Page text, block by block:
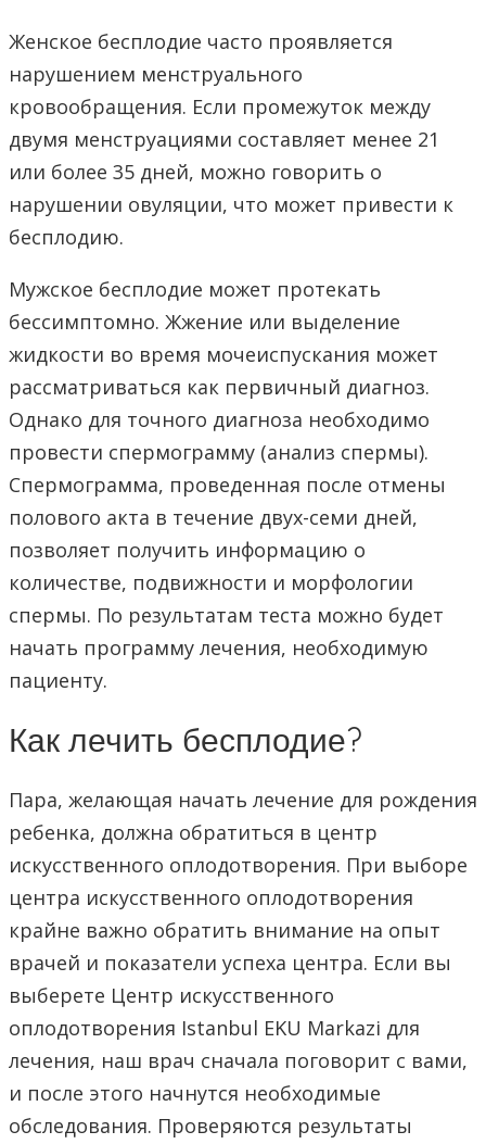
Женское бесплодие часто проявляется
нарушением менструального
кровообращения. Если промежуток между
двумя менструациями составляет менее 21
или более 35 дней, можно говорить о
нарушении овуляции, что может привести к
бесплодию.
Мужское бесплодие может протекать
бессимптомно. Жжение или выделение
жидкости во время мочеиспускания может
рассматриваться как первичный диагноз.
Однако для точного диагноза необходимо
провести спермограмму (анализ спермы).
Спермограмма, проведенная после отмены
полового акта в течение двух-семи дней,
позволяет получить информацию о
количестве, подвижности и морфологии
спермы. По результатам теста можно будет
начать программу лечения, необходимую
пациенту.
Как лечить бесплодие?
Пара, желающая начать лечение для рождения
ребенка, должна обратиться в центр
искусственного оплодотворения. При выборе
центра искусственного оплодотворения
крайне важно обратить внимание на опыт
врачей и показатели успеха центра. Если вы
выберете Центр искусственного
оплодотворения Istanbul EKU Markazi для
лечения, наш врач сначала поговорит с вами,
и после этого начнутся необходимые
обследования. Проверяются результаты